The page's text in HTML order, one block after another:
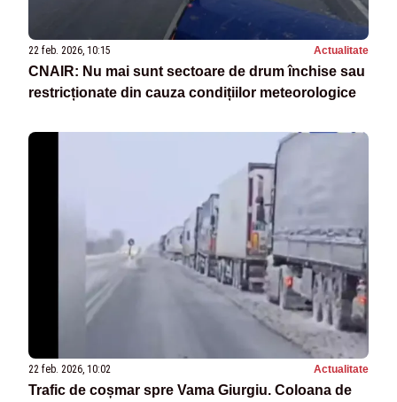
22 feb. 2026, 10:15 Actualitate
CNAIR: Nu mai sunt sectoare de drum închise sau
restricționate din cauza condițiilor meteorologice
22 feb. 2026, 10:02 Actualitate
Trafic de coșmar spre Vama Giurgiu. Coloana de